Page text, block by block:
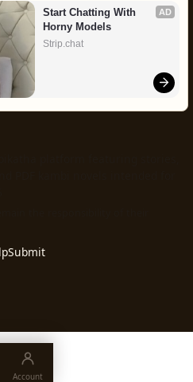
AD
Start Chatting With
Horny Models
Strip.chat
Submit
Account